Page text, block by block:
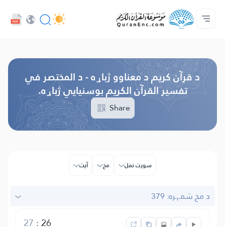
کور‌پاڼه
د ژباړو فهرست
Audio
د پراختیا ورکوونکو چوپړتیاوې - API
د پروژې په اړه
مونږ سره اړیکه ونیسه
ژبه
د قرآن کریم د معناوو ژباړه - د المختصر في
تفسیر القرآن الکریم بوسنیایي ژباړه.
Share
سورت نمل مخ آیت
د مخ شمېره: 379
26
:
27